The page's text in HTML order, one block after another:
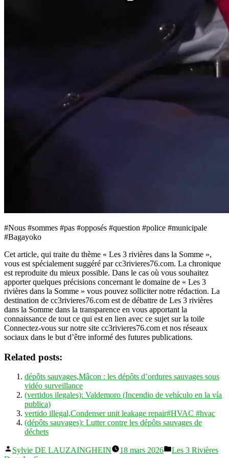
#Nous #sommes #pas #opposés #question #police #municipale
#Bagayoko
Cet article, qui traite du thème « Les 3 rivières dans la Somme »,
vous est spécialement suggéré par cc3rivieres76.com. La chronique
est reproduite du mieux possible. Dans le cas où vous souhaitez
apporter quelques précisions concernant le domaine de « Les 3
rivières dans la Somme » vous pouvez solliciter notre rédaction. La
destination de cc3rivieres76.com est de débattre de Les 3 rivières
dans la Somme dans la transparence en vous apportant la
connaissance de tout ce qui est en lien avec ce sujet sur la toile
Connectez-vous sur notre site cc3rivieres76.com et nos réseaux
sociaux dans le but d’être informé des futures publications.
Related posts:
dépôts sauvages,Mâcon : les dépôts d’ordures sauvages sous
vidéo surveillance
(vertidos ilegales): Valdemoro (Incendio de vehículo en la vía
publica)
vertido illegal,Condenser unit leakage repair#HVAC #hvac
(dépôts sauvages): Lutter contre les dépôts sauvages de
déchets
Publié
Sylvie DE LAUZAINGHEIN 18 mars 2026
Publié
Les 3 Rivières